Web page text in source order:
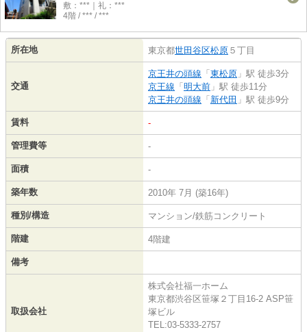
敷：***｜礼：***
4階 / *** / ***
所在地 東京都世田谷区松原 ５丁目
交通
京王井の頭線 「 東松原 」駅 徒歩3分
京王線 「 明大前 」駅 徒歩11分
京王井の頭線 「 新代田 」駅 徒歩9分
賃料 -
管理費等 -
面積 -
築年数 2010年 7月 (築16年)
種別/構造 マンション/鉄筋コンクリート
階建 4階建
備考
取扱会社
株式会社福一ホーム
東京都渋谷区笹塚２丁目16-2 ASP笹
塚ビル
TEL:03-5333-2757